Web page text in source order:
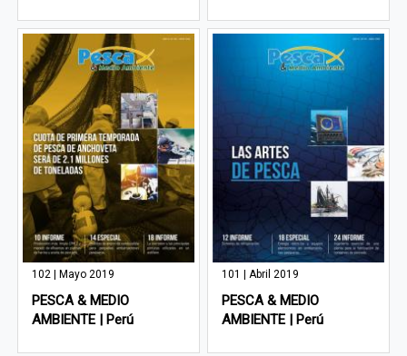
102 | Mayo 2019
PESCA & MEDIO
AMBIENTE | Perú
101 | Abril 2019
PESCA & MEDIO
AMBIENTE | Perú